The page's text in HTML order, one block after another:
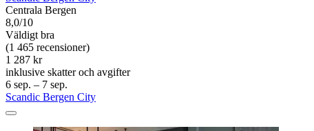
Centrala Bergen
8,0/10
Väldigt bra
(1 465 recensioner)
1 287 kr
inklusive skatter och avgifter
6 sep. – 7 sep.
Scandic Bergen City